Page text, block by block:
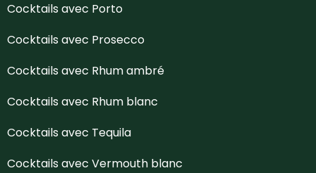
Cocktails avec Porto
Cocktails avec Prosecco
Cocktails avec Rhum ambré
Cocktails avec Rhum blanc
Cocktails avec Tequila
Cocktails avec Vermouth blanc